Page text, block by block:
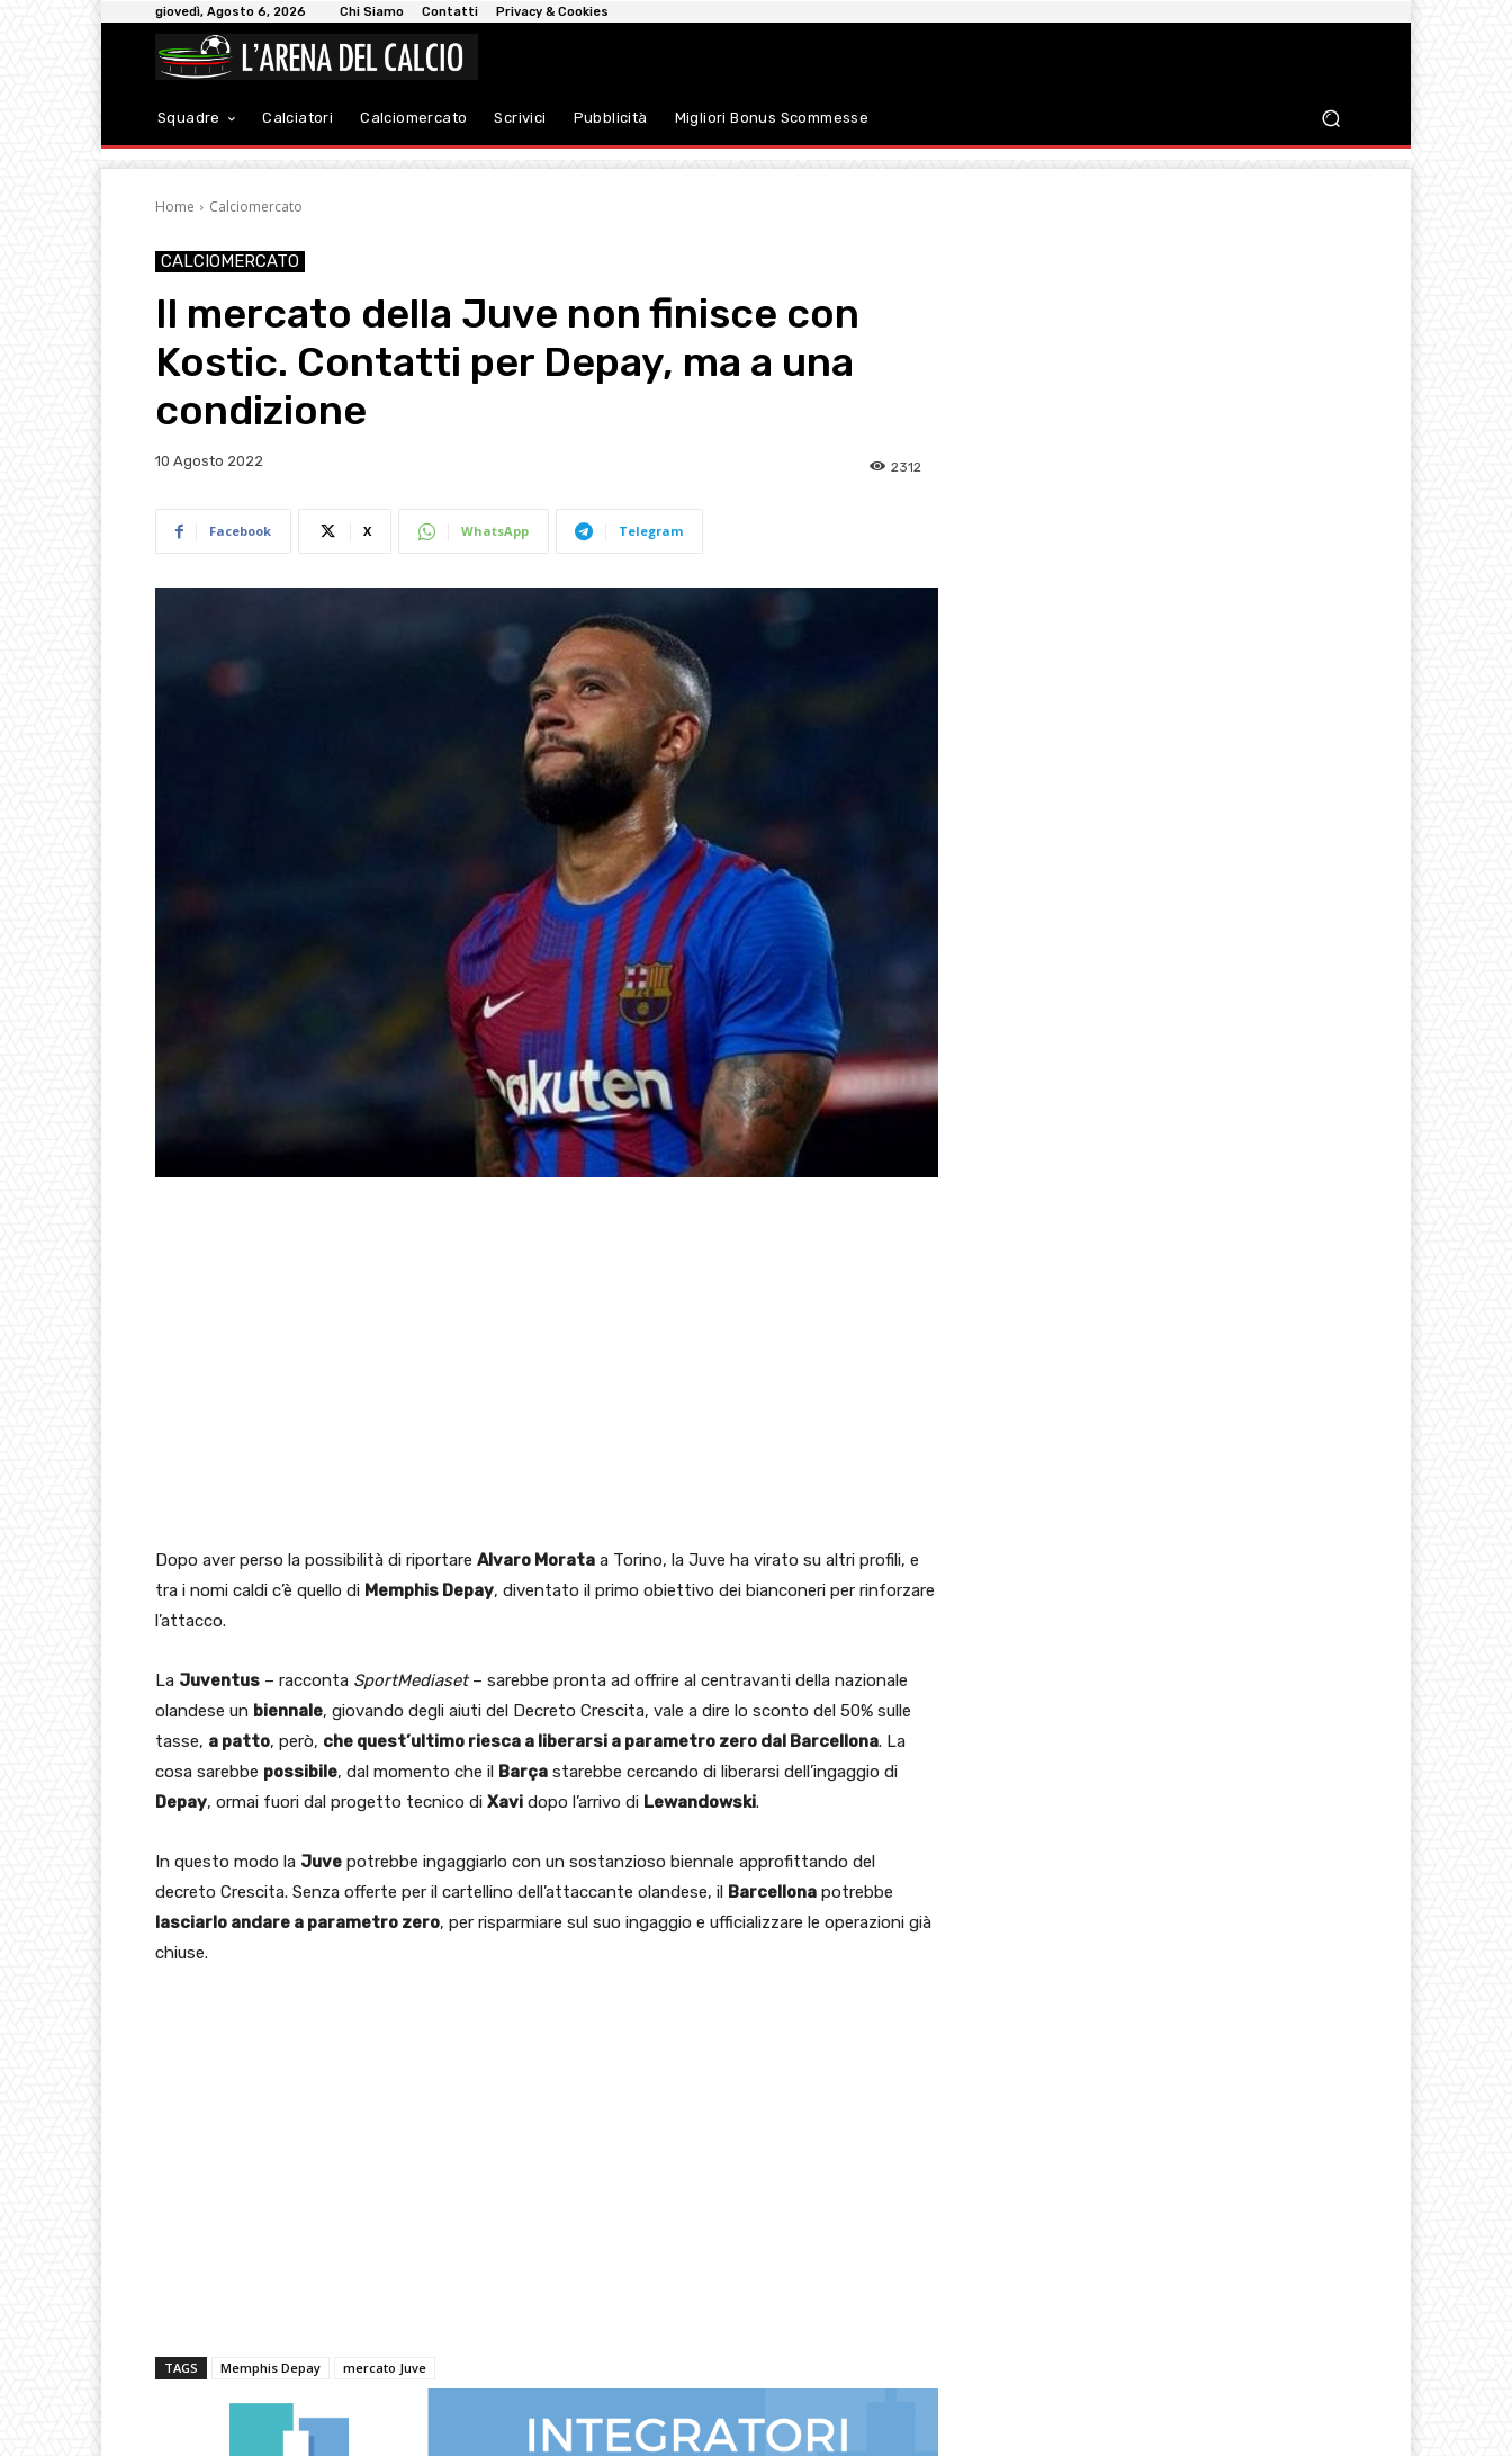
giovedì, Agosto 6, 2026 Chi Siamo Contatti Privacy & Cookies
Squadre Calciatori Calciomercato Scrivici Pubblicità Migliori Bonus Scommesse
Home Calciomercato
CALCIOMERCATO
Il mercato della Juve non finisce con
Kostic. Contatti per Depay, ma a una
condizione
10 Agosto 2022 2312
Facebook X WhatsApp Telegram
Dopo aver perso la possibilità di riportare Alvaro Morata a Torino, la Juve ha virato su altri profili, e
tra i nomi caldi c’è quello di Memphis Depay, diventato il primo obiettivo dei bianconeri per rinforzare
l’attacco.
La Juventus – racconta SportMediaset– sarebbe pronta ad offrire al centravanti della nazionale
olandese un biennale, giovando degli aiuti del Decreto Crescita, vale a dire lo sconto del 50% sulle
tasse, a patto, però, che quest’ultimo riesca a liberarsi a parametro zero dal Barcellona. La
cosa sarebbe possibile, dal momento che il Barça starebbe cercando di liberarsi dell’ingaggio di
Depay, ormai fuori dal progetto tecnico di Xavi dopo l’arrivo di Lewandowski.
In questo modo la Juve potrebbe ingaggiarlo con un sostanzioso biennale approfittando del
decreto Crescita. Senza offerte per il cartellino dell’attaccante olandese, il Barcellona potrebbe
lasciarlo andare a parametro zero, per risparmiare sul suo ingaggio e ufficializzare le operazioni già
chiuse.
TAGS Memphis Depay mercato Juve